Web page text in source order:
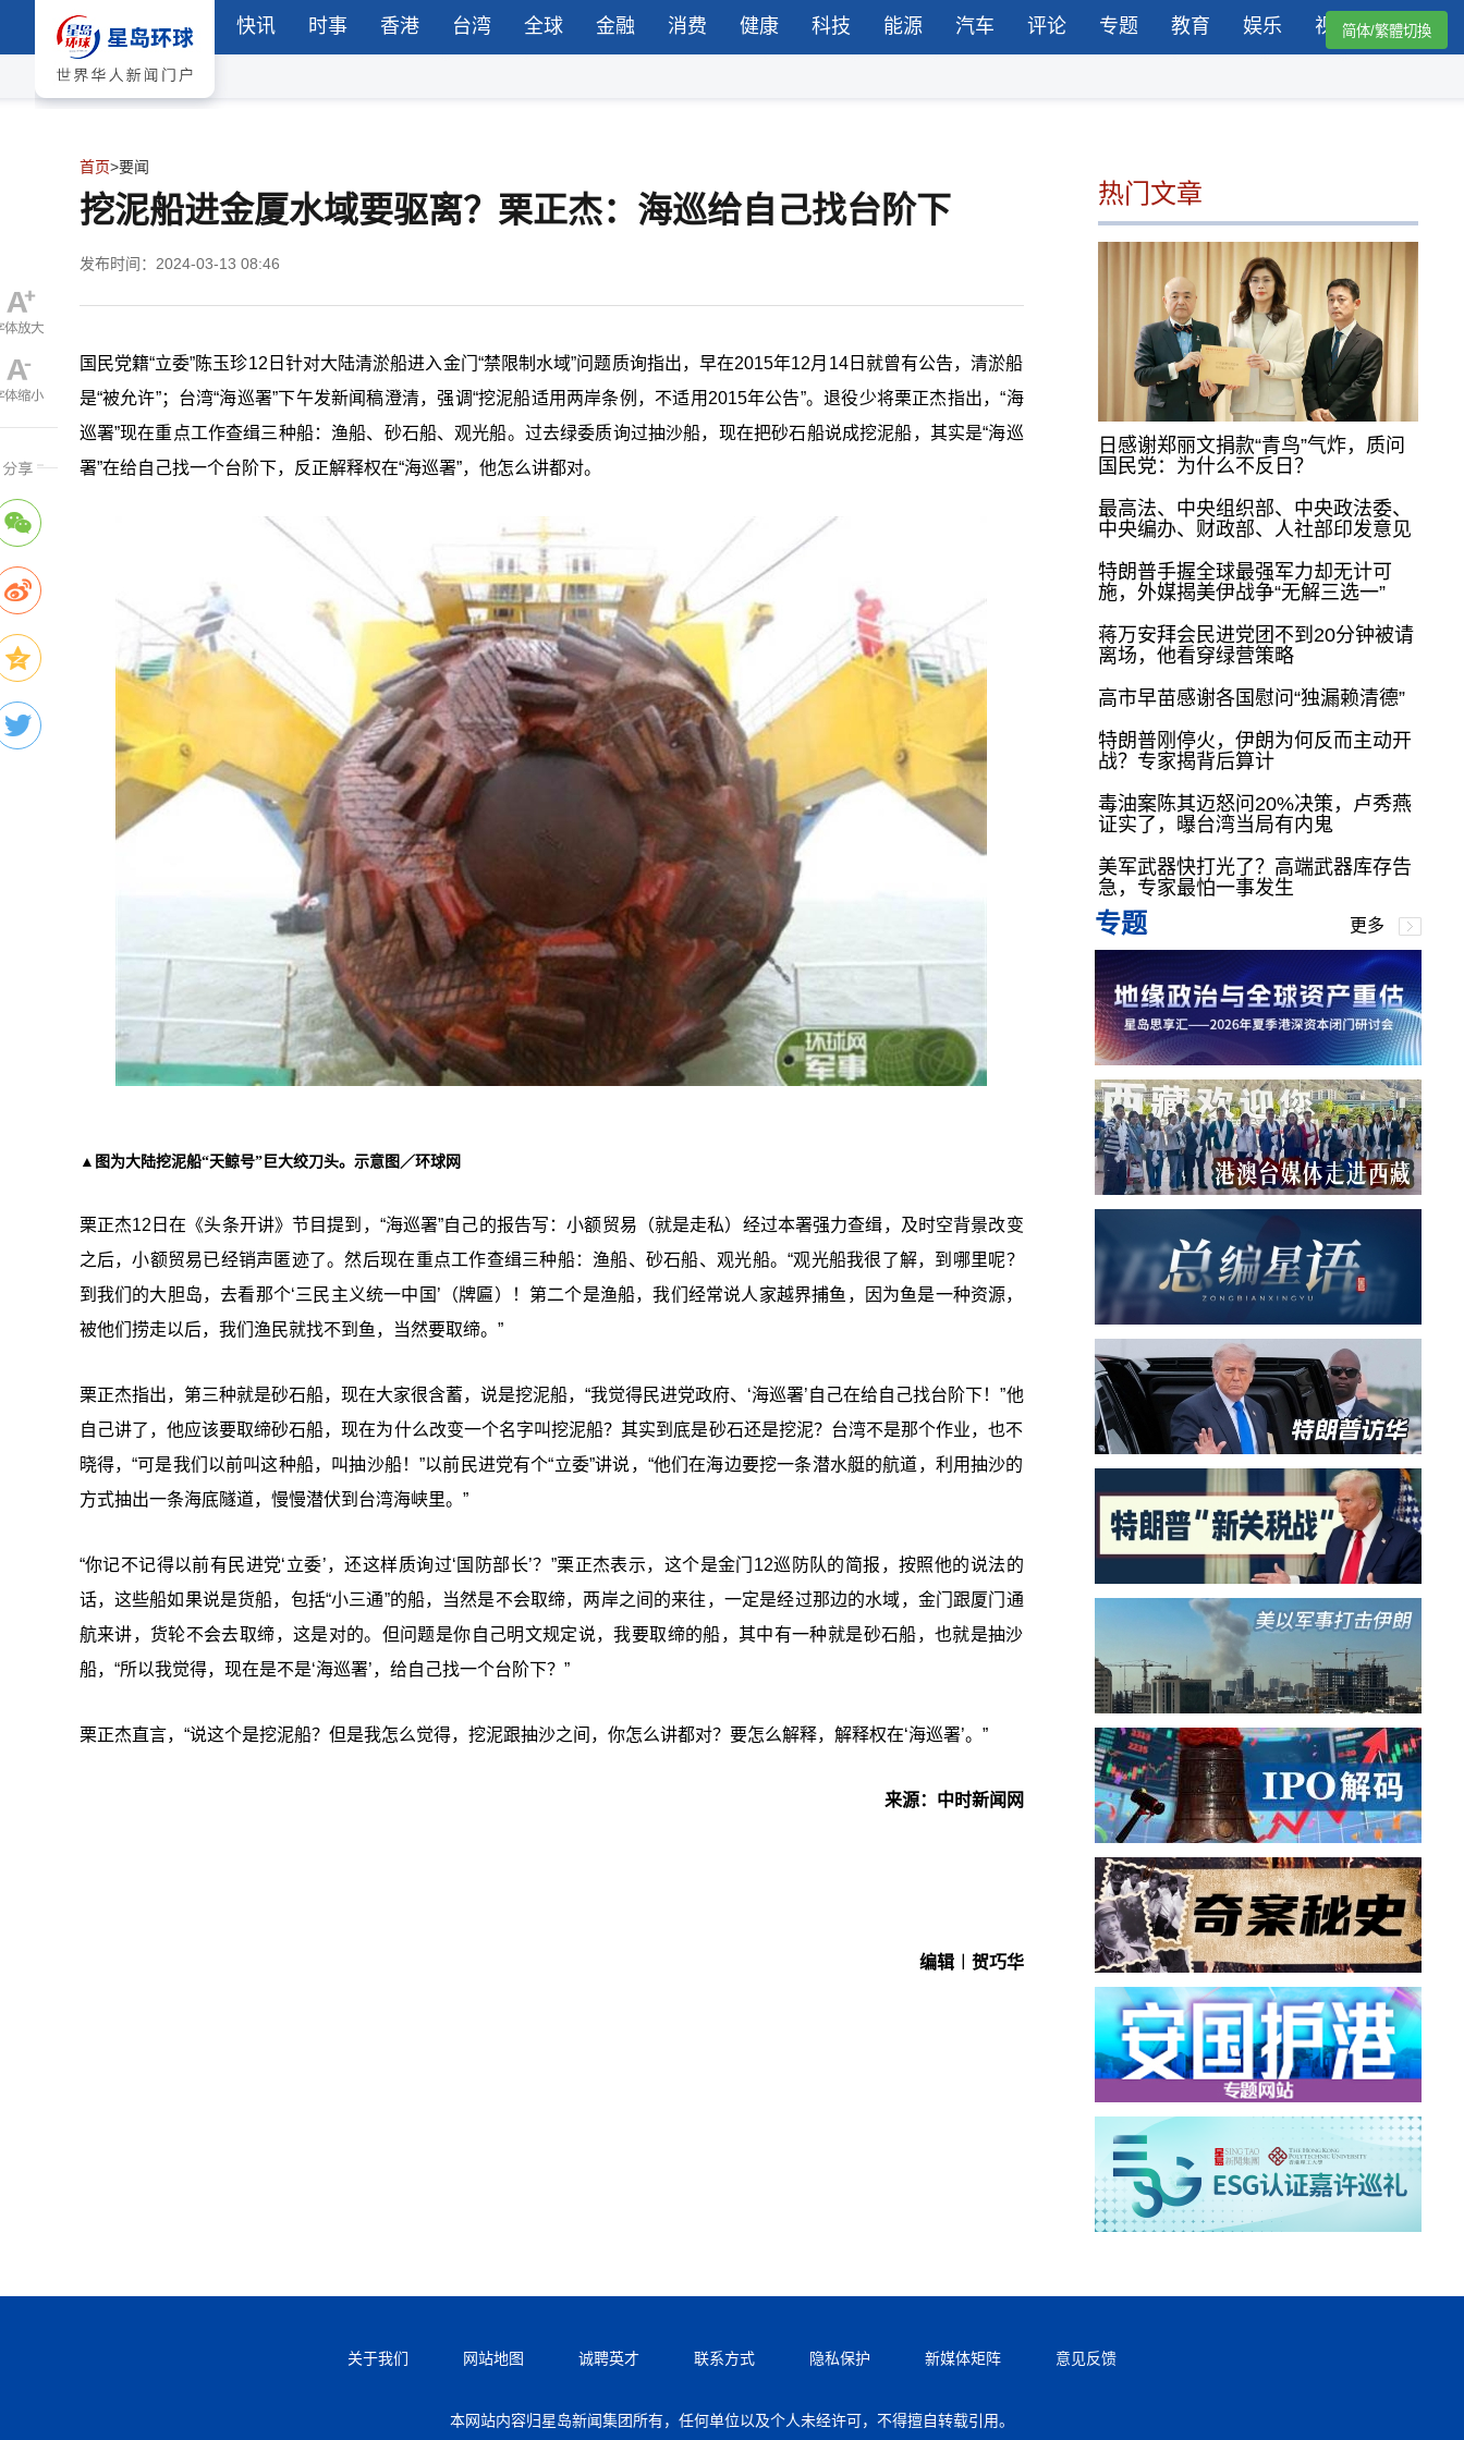
快讯 时事 香港 台湾 全球 金融 消费 健康 科技 能源 汽车 评论 专题 教育 娱乐 视频简体/繁體切換
首页>要闻
挖泥船进金厦水域要驱离？栗正杰：海巡给自己找台阶下
发布时间：2024-03-13 08:46
国民党籍“立委”陈玉珍12日针对大陆清淤船进入金门“禁限制水域”问题质询指出，早在2015年12月14日就曾有公告，清淤船
是“被允许”；台湾“海巡署”下午发新闻稿澄清，强调“挖泥船适用两岸条例，不适用2015年公告”。退役少将栗正杰指出，“海
巡署”现在重点工作查缉三种船：渔船、砂石船、观光船。过去绿委质询过抽沙船，现在把砂石船说成挖泥船，其实是“海巡
署”在给自己找一个台阶下，反正解释权在“海巡署”，他怎么讲都对。
▲图为大陆挖泥船“天鲸号”巨大绞刀头。示意图／环球网
栗正杰12日在《头条开讲》节目提到，“海巡署”自己的报告写：小额贸易（就是走私）经过本署强力查缉，及时空背景改变
之后，小额贸易已经销声匿迹了。然后现在重点工作查缉三种船：渔船、砂石船、观光船。“观光船我很了解，到哪里呢？
到我们的大胆岛，去看那个‘三民主义统一中国’（牌匾）！第二个是渔船，我们经常说人家越界捕鱼，因为鱼是一种资源，
被他们捞走以后，我们渔民就找不到鱼，当然要取缔。 ”
栗正杰指出，第三种就是砂石船，现在大家很含蓄，说是挖泥船，“我觉得民进党政府、‘海巡署’自己在给自己找台阶下！”他
自己讲了，他应该要取缔砂石船，现在为什么改变一个名字叫挖泥船？其实到底是砂石还是挖泥？台湾不是那个作业，也不
晓得，“可是我们以前叫这种船，叫抽沙船！”以前民进党有个“立委”讲说，“他们在海边要挖一条潜水艇的航道，利用抽沙的
方式抽出一条海底隧道，慢慢潜伏到台湾海峡里。 ”
“你记不记得以前有民进党‘立委’，还这样质询过‘国防部长’？”栗正杰表示，这个是金门12巡防队的简报，按照他的说法的
话，这些船如果说是货船，包括“小三通”的船，当然是不会取缔，两岸之间的来往，一定是经过那边的水域，金门跟厦门通
航来讲，货轮不会去取缔，这是对的。但问题是你自己明文规定说，我要取缔的船，其中有一种就是砂石船，也就是抽沙
船，“所以我觉得，现在是不是‘海巡署’，给自己找一个台阶下？”
栗正杰直言，“说这个是挖泥船？但是我怎么觉得，挖泥跟抽沙之间，你怎么讲都对？要怎么解释，解释权在‘海巡署’。”
来源：中时新闻网
编辑︱贺巧华
热门文章
日感谢郑丽文捐款“青鸟”气炸，质问
国民党：为什么不反日？
最高法、中央组织部、中央政法委、
中央编办、财政部、人社部印发意见
特朗普手握全球最强军力却无计可
施，外媒揭美伊战争“无解三选一”
蒋万安拜会民进党团不到20分钟被请
离场，他看穿绿营策略
高市早苗感谢各国慰问“独漏赖清德”
特朗普刚停火，伊朗为何反而主动开
战？专家揭背后算计
毒油案陈其迈怒问20%决策，卢秀燕
证实了，曝台湾当局有内鬼
美军武器快打光了？高端武器库存告
急，专家最怕一事发生
专题 更多
关于我们 网站地图 诚聘英才 联系方式 隐私保护 新媒体矩阵 意见反馈
本网站内容归星岛新闻集团所有，任何单位以及个人未经许可，不得擅自转载引用。